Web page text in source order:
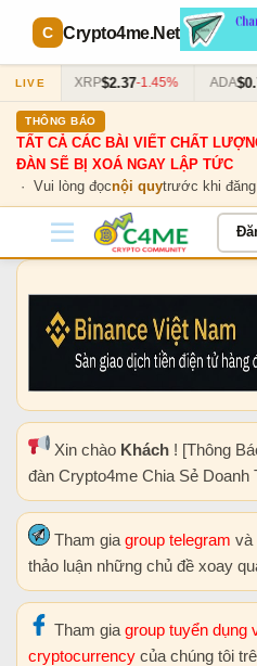
Crypto4me.Net
LIVE XRP$2.37-1.45% ADA
THÔNG BÁO
TẤT CẢ CÁC BÀI VIẾT CHẤT
ĐÀN SẼ BỊ XOÁ NGAY LẬP TỨC
· Vui lòng đọcnội quytrước khi
Xin chào Khách ! [Thông
đàn Crypto4me Chia Sẻ Doanh
Tham gia group telegram và
thảo luận những chủ đề xoay
Tham gia group tuyển dụng
cryptocurrency của chúng tôi